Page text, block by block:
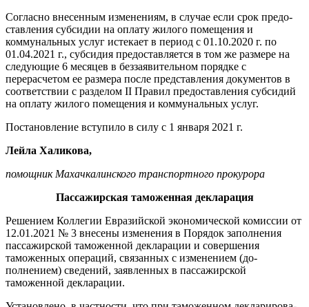
Согласно внесенным измене­ниям, в случае если срок предо­
ставления субсидии на оплату жилого помещения и
коммуналь­ных услуг истекает в период с 01.10.2020 г. по
01.04.2021 г., субсидия предоставляется в том же размере на
следующие 6 ме­сяцев в беззаявительном поряд­ке с
перерасчетом ее размера после представления докумен­тов в
соответствии с разделом II Правил предоставления субси­дий
на оплату жилого помещения и коммунальных услуг.
Постановление вступило в силу с 1 января 2021 г.
Лейла Халикова,
помощник Махачкалинского транспортного прокурора
Пассажирская таможенная декларация
Решением Коллегии Евразий­ской экономической комиссии от
12.01.2021 № 3 внесены измене­ния в Порядок заполнения
пасса­жирской таможенной декларации и совершения
таможенных опера­ций, связанных с изменением (до­
полнением) сведений, заявленных в пассажирской
таможенной де­кларации.